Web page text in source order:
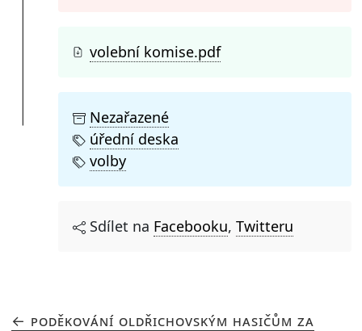
volební komise.pdf
Nezařazené
úřední deska
volby
Sdílet na Facebooku, Twitteru
PODĚKOVÁNÍ OLDŘICHOVSKÝM HASIČŮM ZA